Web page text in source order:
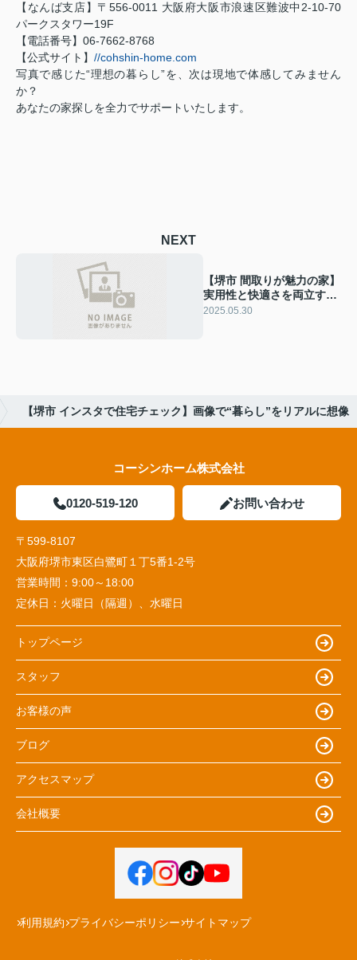
【なんば支店】〒556-0011 大阪府大阪市浪速区難波中2-10-70
パークスタワー19F
【電話番号】06-7662-8768
【公式サイト】 //cohshin-home.com
写真で感じた“理想の暮らし”を、次は現地で体感してみません
か？
あなたの家探しを全力でサポートいたします。
NEXT
【堺市 間取りが魅力の家】
実用性と快適さを両立する
設計
2025.05.30
【堺市 インスタで住宅チェック】画像で“暮らし”をリアルに想像
コーシンホーム株式会社
0120-519-120 お問い合わせ
〒599-8107
大阪府堺市東区白鷺町１丁5番1‐2号
営業時間： 9:00～18:00
定休日： 火曜日（隔週）、水曜日
トップページ
スタッフ
お客様の声
ブログ
アクセスマップ
会社概要
利用規約 プライバシーポリシー サイトマップ